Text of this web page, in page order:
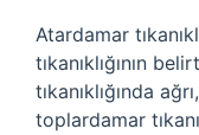
Atardamar
tıkanıklığının
tıkanıklığında
toplardamar